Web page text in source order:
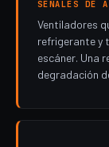
SEÑALES DE
Ventiladores
refrigerante y
escáner. Una
degradación